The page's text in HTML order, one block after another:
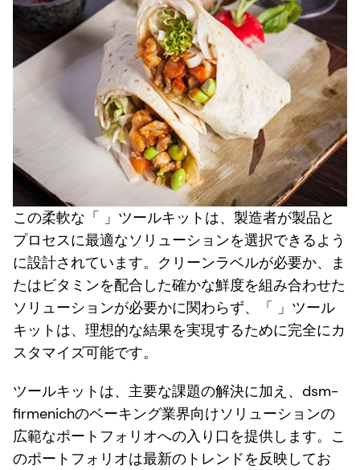
この柔軟な「 」ツールキットは、製造者が製品と
プロセスに最適なソリューションを選択できるよう
に設計されています。クリーンラベルが必要か、ま
たはビタミンを配合した確かな鮮度を組み合わせた
ソリューションが必要かに関わらず、「 」ツール
キットは、理想的な結果を実現するために完全にカ
スタマイズ可能です。
ツールキットは、主要な課題の解決に加え、dsm-
firmenichのベーキング業界向けソリューションの
広範なポートフォリオへの入り口を提供します。こ
のポートフォリオは最新のトレンドを反映してお